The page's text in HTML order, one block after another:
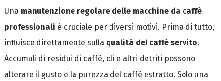
Una manutenzione regolare delle macchine da caffè
professionali è cruciale per diversi motivi. Prima di tutto,
influisce direttamente sulla qualità del caffè servito.
Accumuli di residui di caffè, oli e altri detriti possono
alterare il gusto e la purezza del caffè estratto. Solo una